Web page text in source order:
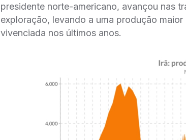
presidente norte-americano, avançou nas
exploração, levando a uma produção
vivenciada nos últimos anos.